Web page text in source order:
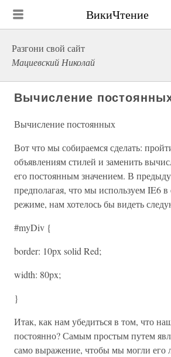
ВикиЧтение
Разгони свой сайт
Мациевский Николай
Вычисление
Вычисление постоянных
Вот что мы собираемся сделать:
объявлениям стилей и заменить
его постоянным значением. В
предполагая, что мы используем IE6 в
режиме, нам хотелось бы видеть
#myDiv {
border: 10px solid Red;
width: 80px;
}
Итак, как нам убедиться в том, что
постоянно? Самым простым путем
само выражение, чтобы мы могли его